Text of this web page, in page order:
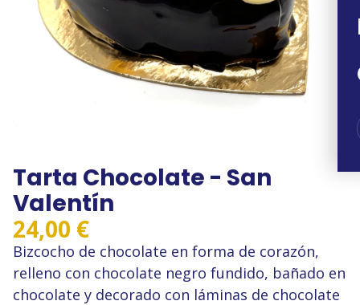
Tarta Chocolate - San
Valentín
24,00 €
Bizcocho de chocolate en forma de corazón,
relleno con chocolate negro fundido, bañado en
chocolate y decorado con láminas de chocolate